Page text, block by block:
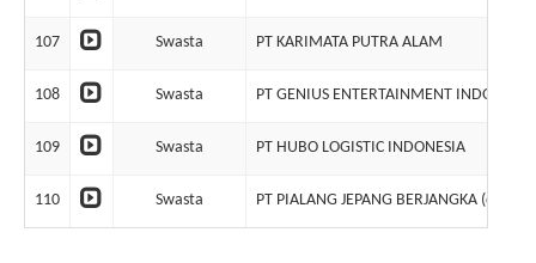
107 Swasta PT KARIMATA PUTRA ALAM
108 Swasta PT GENIUS ENTERTAINMENT INDONESIA
109 Swasta PT HUBO LOGISTIC INDONESIA
110 Swasta PT PIALANG JEPANG BERJANGKA (dalam